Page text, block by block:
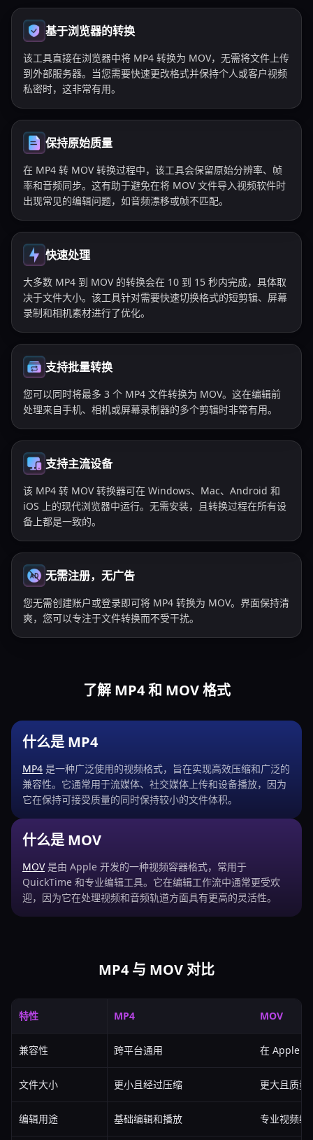
基于浏览器的转换
该工具直接在浏览器中将 MP4 转换为 MOV，无需将文件上传
到外部服务器。当您需要快速更改格式并保持个人或客户视频
私密时，这非常有用。
保持原始质量
在 MP4 转 MOV 转换过程中，该工具会保留原始分辨率、帧
率和音频同步。这有助于避免在将 MOV 文件导入视频软件时
出现常见的编辑问题，如音频漂移或帧不匹配。
快速处理
大多数 MP4 到 MOV 的转换会在 10 到 15 秒内完成，具体取
决于文件大小。该工具针对需要快速切换格式的短剪辑、屏幕
录制和相机素材进行了优化。
支持批量转换
您可以同时将最多 3 个 MP4 文件转换为 MOV。这在编辑前
处理来自手机、相机或屏幕录制器的多个剪辑时非常有用。
支持主流设备
该 MP4 转 MOV 转换器可在 Windows、Mac、Android 和
iOS 上的现代浏览器中运行。无需安装，且转换过程在所有设
备上都是一致的。
无需注册，无广告
您无需创建账户或登录即可将 MP4 转换为 MOV。界面保持清
爽，您可以专注于文件转换而不受干扰。
了解 MP4 和 MOV 格式
什么是 MP4
MP4 是一种广泛使用的视频格式，旨在实现高效压缩和广泛的
兼容性。它通常用于流媒体、社交媒体上传和设备播放，因为
它在保持可接受质量的同时保持较小的文件体积。
什么是 MOV
MOV是由 Apple 开发的一种视频容器格式，常用于
QuickTime 和专业编辑工具。它在编辑工作流中通常更受欢
迎，因为它在处理视频和音频轨道方面具有更高的灵活性。
MP4 与 MOV 对比
特性 MP4 MOV
兼容性 跨平台通用 在 Apple
文件大小 更小且经过压缩 更大且质量
编辑用途 基础编辑和播放 专业视频编